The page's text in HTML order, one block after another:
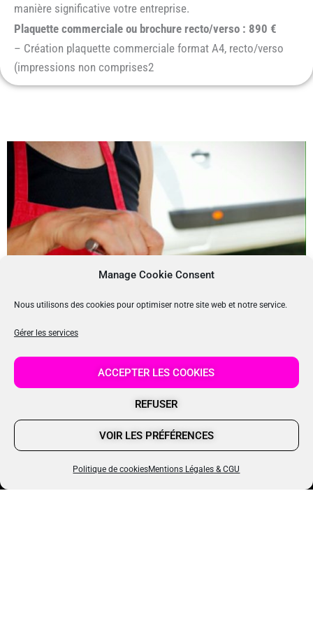
Manage Cookie Consent
Nous utilisons des cookies pour optimiser notre site web et notre service.
Gérer les services
ACCEPTER LES COOKIES
REFUSER
VOIR LES PRÉFÉRENCES
Politique de cookiesMentions Légales & CGU
manière significative votre entreprise.
Plaquette commerciale ou brochure recto/verso : 890 €
– Création plaquette commerciale format A4, recto/verso
(impressions non comprises2